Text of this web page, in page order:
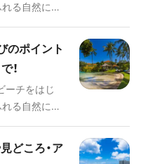
のポイント
・サイパンの
れる自然に恵
めるバリ・
に代表され
らも魅力が
ピーターに人
情報、グル
で、バリ島の
のポイント
！
ーチをはじ
れる自然に恵
めるバリ・
に代表され
どころ・ア